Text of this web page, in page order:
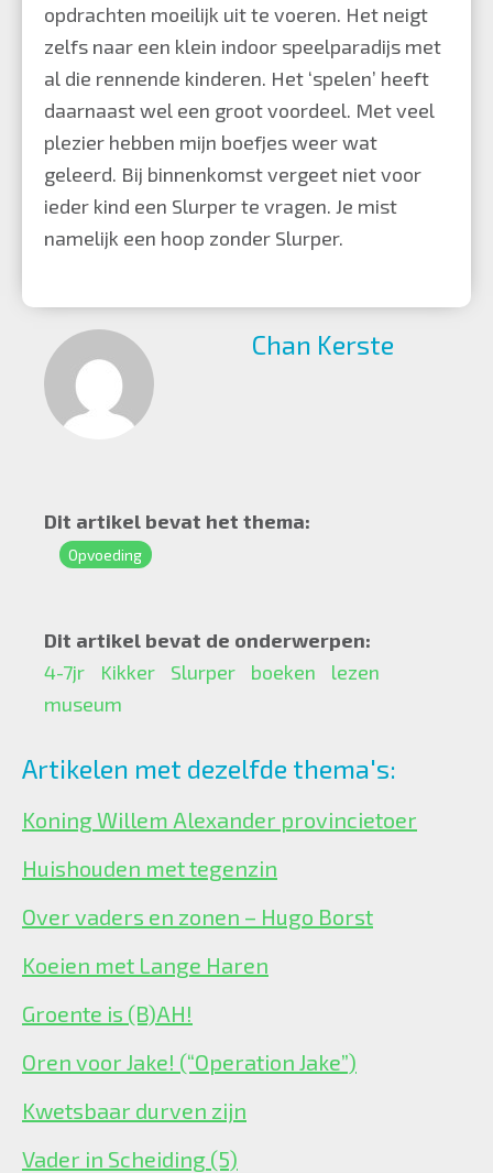
opdrachten moeilijk uit te voeren. Het neigt
zelfs naar een klein indoor speelparadijs met
al die rennende kinderen. Het ‘spelen’ heeft
daarnaast wel een groot voordeel. Met veel
plezier hebben mijn boefjes weer wat
geleerd. Bij binnenkomst vergeet niet voor
ieder kind een Slurper te vragen. Je mist
namelijk een hoop zonder Slurper.
Chan Kerste
Dit artikel bevat het thema:
Opvoeding
Dit artikel bevat de onderwerpen:
4-7jr
Kikker Slurper boeken
lezen
museum
Artikelen met dezelfde thema's:
Koning Willem Alexander provincietoer
Huishouden met tegenzin
Over vaders en zonen – Hugo Borst
Koeien met Lange Haren
Groente is (B)AH!
Oren voor Jake! (“Operation Jake”)
Kwetsbaar durven zijn
Vader in Scheiding (5)